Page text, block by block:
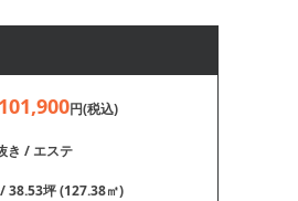
円(税込)
き / エステ
38.53坪 (127.38㎡)